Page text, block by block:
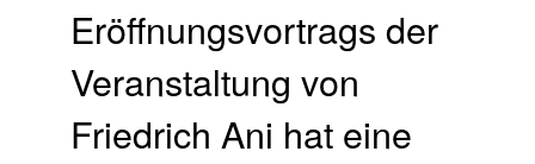
Eröffnungsvortrags der
Veranstaltung von
Friedrich Ani hat eine